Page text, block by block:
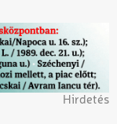
Hirdetés